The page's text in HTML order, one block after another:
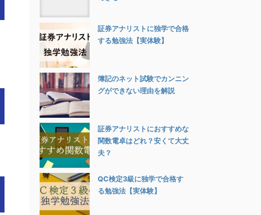
証券アナリストに独学で合格
する勉強法【実体験】
簿記のネット試験でカンニン
グができない理由を解説
証券アナリストにおすすめな
関数電卓はどれ？安くて大丈
夫？
QC検定3級に独学で合格す
る勉強法【実体験】